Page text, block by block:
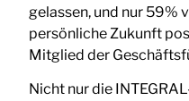
gelassen, und nur 59%
persönliche Zukunft
Mitglied der
Nicht nur die